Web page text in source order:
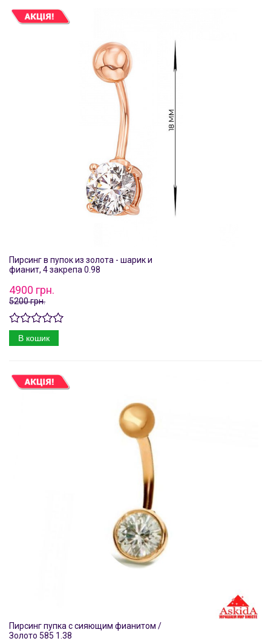
Пирсинг в пупок из золота - шарик и
фианит, 4 закрепа 0.98
4900 грн.
5200 грн.
В кошик
Пирсинг пупка с сияющим фианитом /
Золото 585 1.38